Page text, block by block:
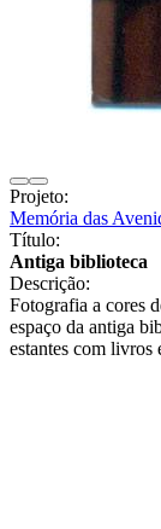
Projeto:
Memória das
Título:
Antiga biblioteca
Descrição:
Fotografia a cores
espaço da antiga
estantes com livros